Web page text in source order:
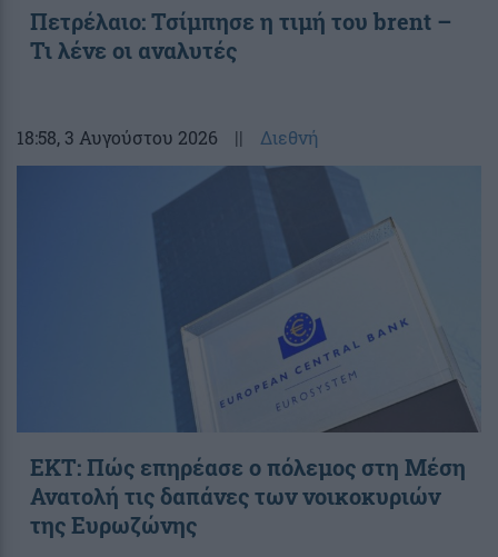
Πετρέλαιο: Τσίμπησε η τιμή του brent –
Τι λένε οι αναλυτές
18:58, 3 Αυγούστου 2026 || Διεθνή
ΕΚΤ: Πώς επηρέασε ο πόλεμος στη Μέση
Ανατολή τις δαπάνες των νοικοκυριών
της Ευρωζώνης